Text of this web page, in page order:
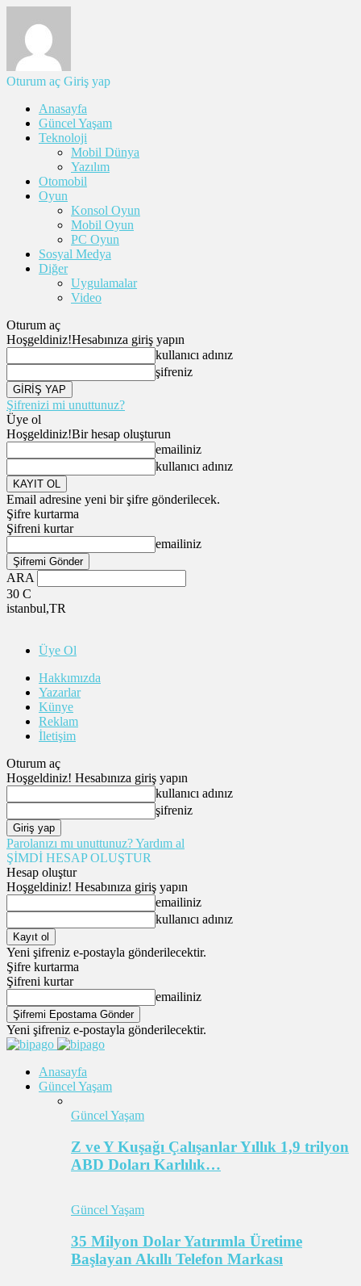
Oturum aç Giriş yap
Anasayfa
Güncel Yaşam
Teknoloji
Mobil Dünya
Yazılım
Otomobil
Oyun
Konsol Oyun
Mobil Oyun
PC Oyun
Sosyal Medya
Diğer
Uygulamalar
Video
Oturum aç
Hoşgeldiniz!Hesabınıza giriş yapın
kullanıcı adınız
şifreniz
Şifrenizi mi unuttunuz?
Üye ol
Hoşgeldiniz!Bir hesap oluşturun
emailiniz
kullanıcı adınız
Email adresine yeni bir şifre gönderilecek.
Şifre kurtarma
Şifreni kurtar
emailiniz
ARA
30 C
istanbul,TR
Üye Ol
Hakkımızda
Yazarlar
Künye
Reklam
İletişim
Oturum aç
Hoşgeldiniz! Hesabınıza giriş yapın
kullanıcı adınız
şifreniz
Parolanızı mı unuttunuz? Yardım al
ŞİMDİ HESAP OLUŞTUR
Hesap oluştur
Hoşgeldiniz! Hesabınıza giriş yapın
emailiniz
kullanıcı adınız
Yeni şifreniz e-postayla gönderilecektir.
Şifre kurtarma
Şifreni kurtar
emailiniz
Yeni şifreniz e-postayla gönderilecektir.
Anasayfa
Güncel Yaşam
Güncel Yaşam
Z ve Y Kuşağı Çalışanlar Yıllık 1,9 trilyon
ABD Doları Karlılık…
Güncel Yaşam
35 Milyon Dolar Yatırımla Üretime
Başlayan Akıllı Telefon Markası